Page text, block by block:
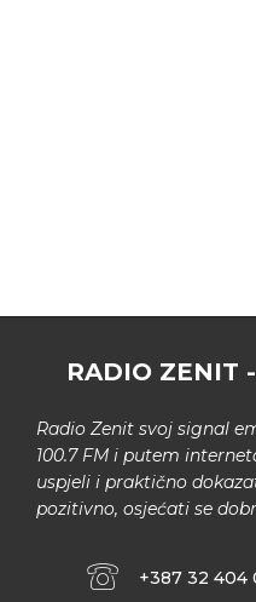
RADIO ZENIT
Radio Zenit svoj signal
100.7 FM i putem
uspjeli i praktično
pozitivno, osjećati se
+387 32 404